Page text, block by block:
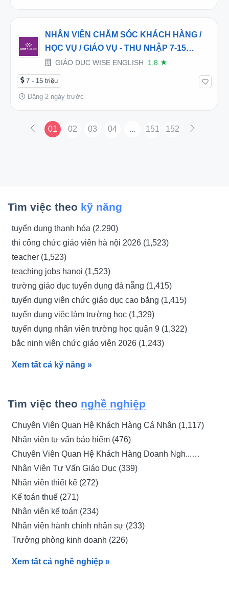
NHÂN VIÊN CHĂM SÓC KHÁCH HÀNG /
HỌC VỤ / GIÁO VỤ - THU NHẬP 7-15
TRIỆU+/THÁNG – CƠ HỘI THĂNG TIẾN
LÊN TRƯỞNG PHÒNG, GIÁM ĐỐC TRUNG
TÂM
GIÁO DỤC WISE ENGLISH 1.8 ★
7 - 15 triệu
Đăng 2 ngày trước
01 02 03 04 ... 151 152
Tìm việc theo kỹ năng
tuyển dụng thanh hóa (2,290)
thi công chức giáo viên hà nội 2026 (1,523)
teacher (1,523)
teaching jobs hanoi (1,523)
trường giáo dục tuyển dụng đà nẵng (1,415)
tuyển dụng viên chức giáo dục cao bằng (1,415)
tuyển dụng việc làm trường học (1,329)
tuyển dụng nhân viên trường học quận 9 (1,322)
bắc ninh viên chức giáo viên 2026 (1,243)
tuyển dụng giáo viên quận 7 đức trí (1,243)
tuyển dụng giáo viên hải phòng (1,243)
tuyển dụng giáo viên (1,242)
tuyển dụng giáo viên ở đông anh (1,234)
tuyển viên chức giáo viên thành phố hồ c... (1,232)
tuyển dụng giáo viên hợp đồng (1,209)
tuyển dụng giáo viên cơ hữu hà nội (1,136)
tuyển dụng việc làm huế (1,029)
tuyển dụng cong viec lam giao duc online... (1,020)
Việc làm giáo dục (924)
tuyển dụng việc làm long khánh (860)
tuyển dụng việc làm tây ninh (858)
Xem tất cả kỹ năng »
Tìm việc theo nghề nghiệp
Chuyên Viên Quan Hệ Khách Hàng Cá Nhân (1,117)
Nhân viên tư vấn bảo hiểm (476)
Chuyên Viên Quan Hệ Khách Hàng Doanh Ngh...
(406)
Nhân Viên Tư Vấn Giáo Dục (339)
Nhân viên thiết kế (272)
Kế toán thuế (271)
Nhân viên kế toán (234)
Nhân viên hành chính nhân sự (233)
Trưởng phòng kinh doanh (226)
Nhân viên kinh doanh (216)
Xem tất cả nghề nghiệp »